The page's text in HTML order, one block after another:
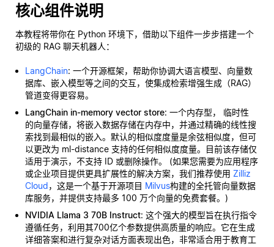
核心组件说明
本教程将带你在 Python 环境下，借助以下组件一步步搭建一个
初级的 RAG 聊天机器人：
LangChain: 一个开源框架，帮助你协调大语言模型、向量数
据库、嵌入模型等之间的交互，使集成检索增强生成（RAG）
管道变得更容易。
LangChain in-memory vector store: 一个内存型， 临时性
的向量存储，将嵌入数据存储在内存中，并通过精确的线性搜
索找到最相似的嵌入。默认的相似度度量是余弦相似度，但可
以更改为 ml-distance 支持的任何相似度度量。目前该存储仅
适用于演示，不支持 ID 或删除操作。 (如果您需要为应用程序
或企业项目提供更具扩展性的解决方案，我们推荐使用 Zilliz
Cloud，这是一个基于开源项目 Milvus构建的全托管向量数据
库服务，并提供支持最多 100 万个向量的免费套餐。)
NVIDIA Llama 3 70B Instruct: 这个强大的模型旨在执行指令
遵循任务，利用其700亿个参数提供高质量的响应。它在生成
详细答案和进行复杂对话方面表现出色，非常适合用于教育工